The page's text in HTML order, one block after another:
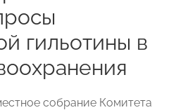
гильотины в
собрание Комитета